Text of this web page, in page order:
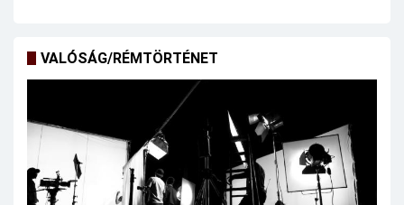
VALÓSÁG/RÉMTÖRTÉNET